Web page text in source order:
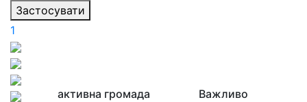
Застосувати
1
активна громада
Важливо